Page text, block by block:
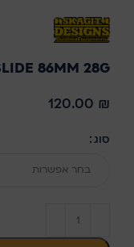
86MM 28G
120.00 ₪
סוג
בחר אפשרות